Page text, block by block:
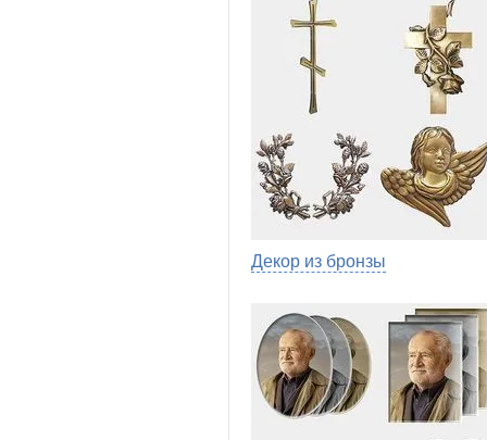
Декор из бронзы